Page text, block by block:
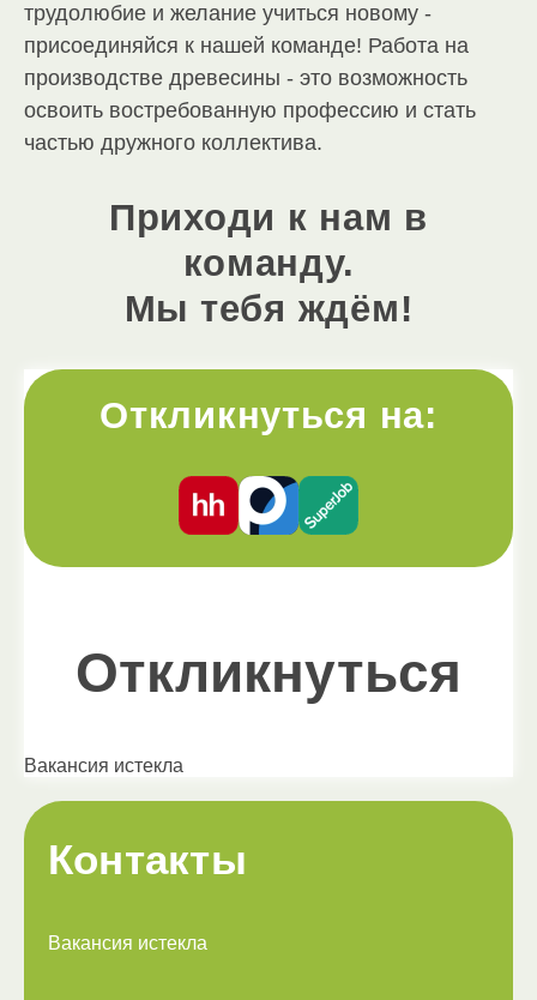
трудолюбие и желание учиться новому -
присоединяйся к нашей команде! Работа на
производстве древесины - это возможность
освоить востребованную профессию и стать
частью дружного коллектива.
Приходи к нам в
команду.
Мы тебя ждём!
Откликнуться на:
Откликнуться
Вакансия истекла
Контакты
Вакансия истекла